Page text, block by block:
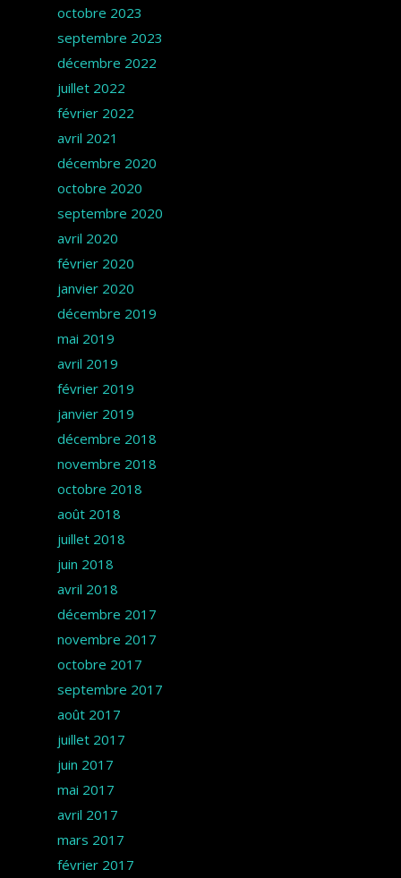
octobre 2023
septembre 2023
décembre 2022
juillet 2022
février 2022
avril 2021
décembre 2020
octobre 2020
septembre 2020
avril 2020
février 2020
janvier 2020
décembre 2019
mai 2019
avril 2019
février 2019
janvier 2019
décembre 2018
novembre 2018
octobre 2018
août 2018
juillet 2018
juin 2018
avril 2018
décembre 2017
novembre 2017
octobre 2017
septembre 2017
août 2017
juillet 2017
juin 2017
mai 2017
avril 2017
mars 2017
février 2017